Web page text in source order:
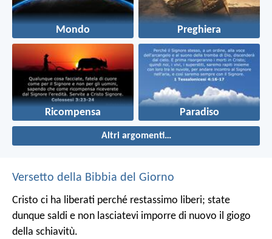
Mondo Preghiera
Ricompensa Paradiso
Altri argomenti…
Versetto della Bibbia del Giorno
Cristo ci ha liberati perché restassimo liberi; state
dunque saldi e non lasciatevi imporre di nuovo il giogo
della schiavitù.